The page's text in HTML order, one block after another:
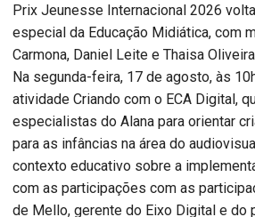
Prix Jeunesse Internacional 2026
especial da Educação Midiática, com
Carmona, Daniel Leite e Thaisa
Na segunda-feira, 17 de agosto, às
atividade Criando com o ECA Digital,
especialistas do Alana para orientar
para as infâncias na área do
contexto educativo sobre a
com as participações com as
de Mello, gerente do Eixo Digital e do